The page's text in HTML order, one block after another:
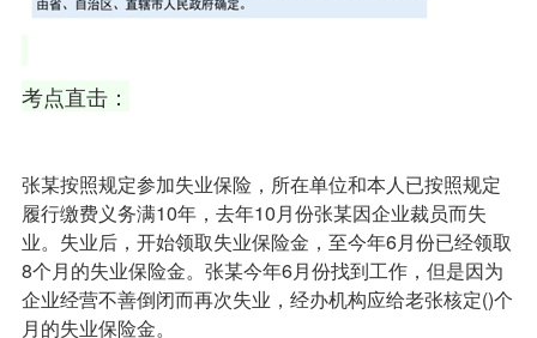
考点直击：
张某按照规定参加失业保险，所在单位和本人已按照规定
履行缴费义务满10年，去年10月份张某因企业裁员而失
业。失业后，开始领取失业保险金，至今年6月份已经领取
8个月的失业保险金。张某今年6月份找到工作，但是因为
企业经营不善倒闭而再次失业，经办机构应给老张核定()个
月的失业保险金。